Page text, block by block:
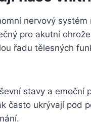
nervový
pro akutní
řadu tělesných
stavy a emoční
často ukrývají pod